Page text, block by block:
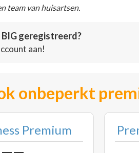
team van huisartsen.
geregistreerd?
aan!
onbeperkt
Premium